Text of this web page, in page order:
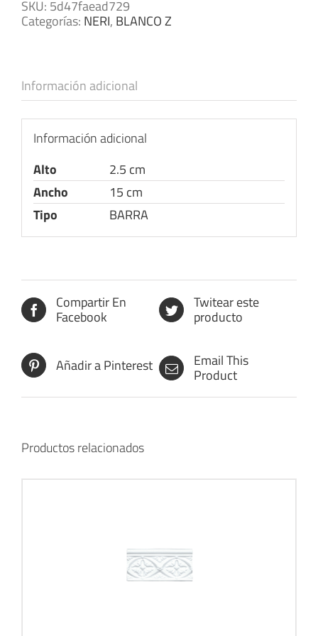
SKU: 5d47faead729
Categorías: NERI, BLANCO Z
Información adicional
Información adicional
Alto
2.5 cm
Ancho
15 cm
Tipo
BARRA
Compartir En
Facebook
Twitear este
producto
Añadir a Pinterest Email This
Product
Productos relacionados